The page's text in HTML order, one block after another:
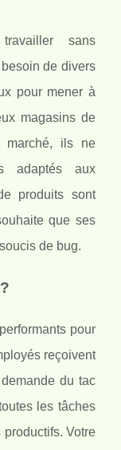
sans
de divers
pour mener à
magasins de
marché, ils ne
adaptés aux
produits sont
que ses
de bug.
pour
reçoivent
du tac
les tâches
productifs. Votre